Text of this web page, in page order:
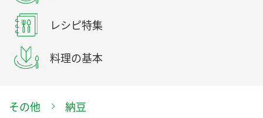
レシピ特集
料理の基本
その他 納豆